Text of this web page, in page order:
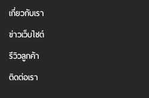
เกี่ยวกับเรา
ข่าวเว็บไซต์
รีวิวลูกค้า
ติดต่อเรา